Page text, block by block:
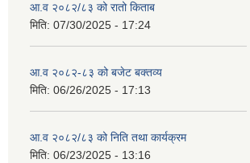
आ.व २०८२/८३ को रातो किताब
मिति: 07/30/2025 - 17:24
आ.व २०८२-८३ को बजेट बक्तव्य
मिति: 06/26/2025 - 17:13
आ.व २०८२/८३ को निति तथा कार्यक्रम
मिति: 06/23/2025 - 13:16